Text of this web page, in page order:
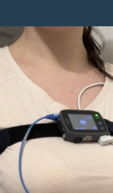
arrivata
disponibile!
Paziente